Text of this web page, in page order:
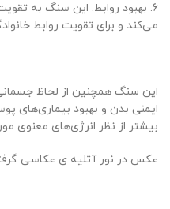
6. بهبود روابط: این سنگ به
می‌کند و برای تقویت روابط
این سنگ همچنین از لحاظ
ایمنی بدن و بهبود بیماری‌های
بیشتر از نظر انرژی‌های معنوی
عکس در نور آتلیه ی عکاسی